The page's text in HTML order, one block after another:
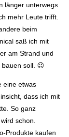
länger unterwegs.
mehr Leute trifft.
beim
saß ich mit
am Strand und
soll. 😉
eine etwas
dass ich mit
So ganz
schon.
Produkte kaufen